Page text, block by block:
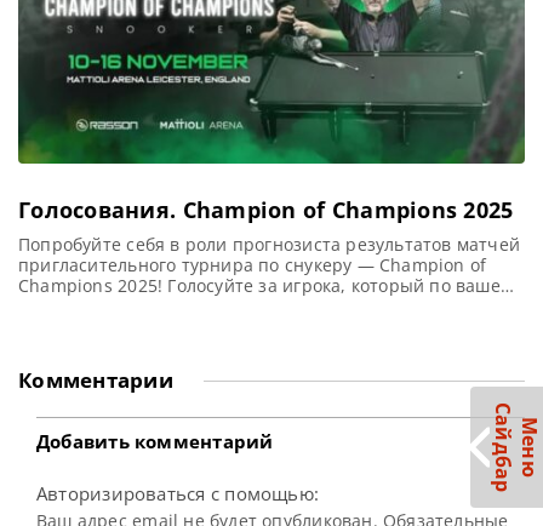
Голосования. Champion of Champions 2025
Попробуйте себя в роли прогнозиста результатов матчей
пригласительного турнира по снукеру — Champion of
Champions 2025! Голосуйте за игрока, который по вашему
ли вам правильно предсказать его результат! Все
голосования ниже. Желаем удачи! Champion
Комментарии
Добавить комментарий
Авторизироваться с помощью:
Ваш адрес email не будет опубликован. Обязательные
М
е
н
ю
Са
й
д
б
а
р